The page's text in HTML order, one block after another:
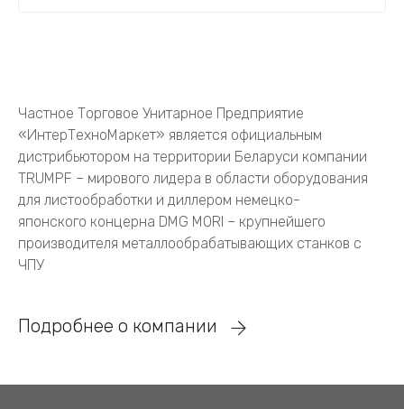
Частное Торговое Унитарное Предприятие
«ИнтерТехноМаркет» является официальным
дистрибьютором на территории Беларуси компании
TRUMPF – мирового лидера в области оборудования
для листообработки и диллером немецко-
японского концерна DMG MORI – крупнейшего
производителя металлообрабатывающих станков с
ЧПУ
Подробнее о компании